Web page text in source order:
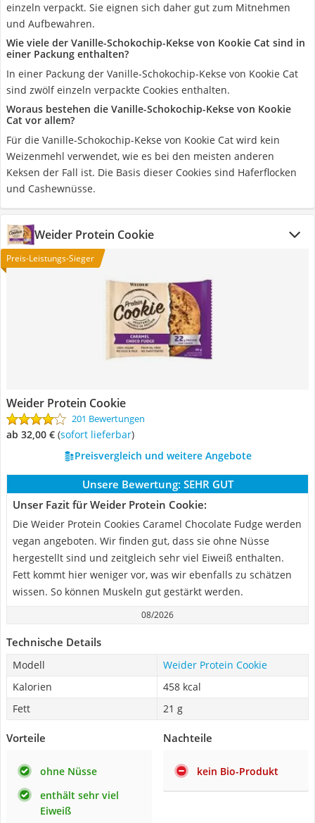
einzeln verpackt. Sie eignen sich daher gut zum Mitnehmen
und Aufbewahren.
Wie viele der Vanille-Schokochip-Kekse von Kookie Cat sind in
einer Packung enthalten?
In einer Packung der Vanille-Schokochip-Kekse von Kookie Cat
sind zwölf einzeln verpackte Cookies enthalten.
Woraus bestehen die Vanille-Schokochip-Kekse von Kookie
Cat vor allem?
Für die Vanille-Schokochip-Kekse von Kookie Cat wird kein
Weizenmehl verwendet, wie es bei den meisten anderen
Keksen der Fall ist. Die Basis dieser Cookies sind Haferflocken
und Cashewnüsse.
Weider Protein Cookie
Preis-Leistungs-Sieger
Weider Protein Cookie
201 Bewertungen
ab 32,00 € ( Sofort lieferbar)
Preisvergleich und weitere Angebote
Unsere Bewertung: SEHR GUT
Unser Fazit für Weider Protein Cookie:
Die Weider Protein Cookies Caramel Chocolate Fudge werden
vegan angeboten. Wir finden gut, dass sie ohne Nüsse
hergestellt sind und zeitgleich sehr viel Eiweiß enthalten.
Fett kommt hier weniger vor, was wir ebenfalls zu schätzen
wissen. So können Muskeln gut gestärkt werden.
08/2026
Technische Details
Modell
Weider Protein Cookie
Kalorien
458 kcal
Fett
21 g
Vorteile
ohne Nüsse
enthält sehr viel
Eiweiß
Nachteile
kein Bio-Produkt